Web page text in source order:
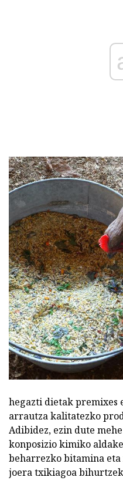
hegazti dietak premixes
arrautza kalitatezko
Adibidez, ezin dute
konposizio kimiko
beharrezko bitamina
joera txikiagoa